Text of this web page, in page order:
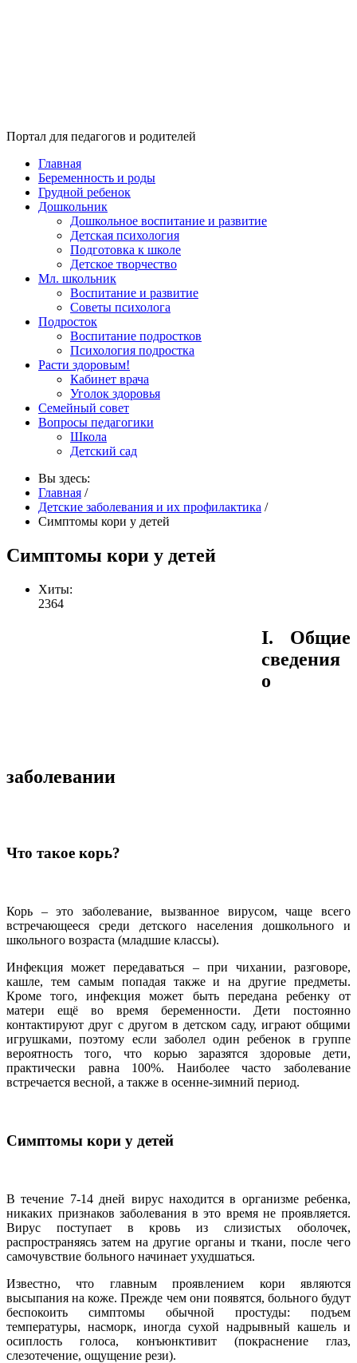
Портал для педагогов и родителей
Главная
Беременность и роды
Грудной ребенок
Дошкольник
Дошкольное воспитание и развитие
Детская психология
Подготовка к школе
Детское творчество
Мл. школьник
Воспитание и развитие
Советы психолога
Подросток
Воспитание подростков
Психология подростка
Расти здоровым!
Кабинет врача
Уголок здоровья
Семейный совет
Вопросы педагогики
Школа
Детский сад
Вы здесь:
Главная /
Детские заболевания и их профилактика /
Симптомы кори у детей
Симптомы кори у детей
Хиты:
2364
I. Общие
сведения
о
заболевании
Что такое корь?
Корь – это заболевание, вызванное вирусом, чаще всего
встречающееся среди детского населения дошкольного и
школьного возраста (младшие классы).
Инфекция может передаваться – при чихании, разговоре,
кашле, тем самым попадая также и на другие предметы.
Кроме того, инфекция может быть передана ребенку от
матери ещё во время беременности. Дети постоянно
контактируют друг с другом в детском саду, играют общими
игрушками, поэтому если заболел один ребенок в группе
вероятность того, что корью заразятся здоровые дети,
практически равна 100%. Наиболее часто заболевание
встречается весной, а также в осенне-зимний период.
Симптомы кори у детей
В течение 7-14 дней вирус находится в организме ребенка,
никаких признаков заболевания в это время не проявляется.
Вирус поступает в кровь из слизистых оболочек,
распространяясь затем на другие органы и ткани, после чего
самочувствие больного начинает ухудшаться.
Известно, что главным проявлением кори являются
высыпания на коже. Прежде чем они появятся, больного будут
беспокоить симптомы обычной простуды: подъем
температуры, насморк, иногда сухой надрывный кашель и
осиплость голоса, конъюнктивит (покраснение глаз,
слезотечение, ощущение рези).